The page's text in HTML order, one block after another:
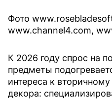
Фото
www.channel4.com,
К 2026 году спрос на
предметы
интереса к
декора: